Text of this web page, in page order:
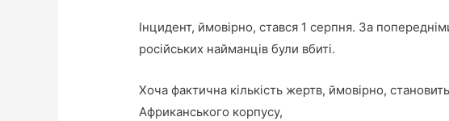
Інцидент, ймовірно, стався 1 серпня. За
російських найманців були вбиті.
Хоча фактична кількість жертв, ймовірно,
Африканського корпусу,